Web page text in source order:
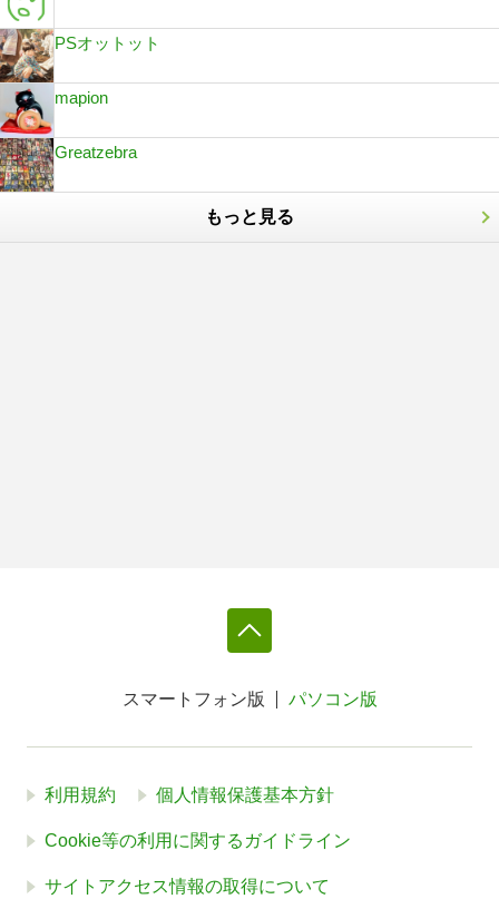
PSオットット
mapion
Greatzebra
もっと見る
スマートフォン版 パソコン版
利用規約 個人情報保護基本方針
Cookie等の利用に関するガイドライン
サイトアクセス情報の取得について